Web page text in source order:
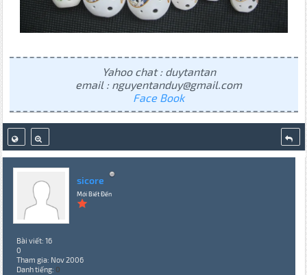
Yahoo chat : duytantan
email : nguyentanduy@gmail.com
Face Book
sicore
Mới Biết Đến
Bài viết: 16
0
Tham gia: Nov 2006
Danh tiếng: 0